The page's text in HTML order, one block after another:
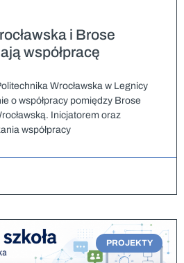
i Brose
współpracę
Wrocławska w Legnicy
o współpracy pomiędzy Brose
Inicjatorem oraz
współpracy
PROJEKTY